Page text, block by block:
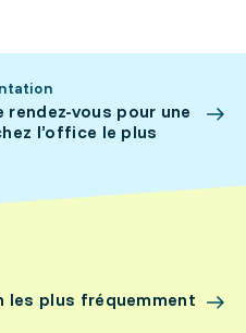
vous pour une
l’office le plus
les plus fréquemment